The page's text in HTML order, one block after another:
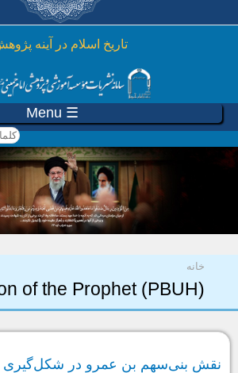
رفتن به محتوای اصلی
تاريخ اسلام در آينه
☰ Menu
شما اینجا هستید
خانه
of the Prophet (PBUH)
نقش‌ بنی‌سهم بن عمرو در شکل‌گیری و